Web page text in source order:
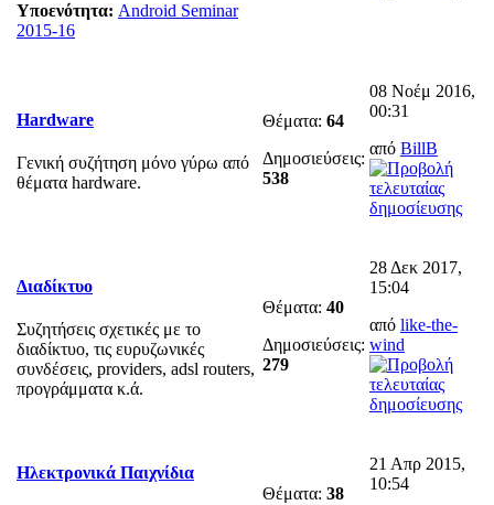
Υποενότητα: Android Seminar
2015-16
Hardware
Γενική συζήτηση μόνο γύρω από
θέματα hardware.
Θέματα: 64
Δημοσιεύσεις:
538
08 Νοέμ 2016,
00:31
από BillB
Διαδίκτυο
Συζητήσεις σχετικές με το
διαδίκτυο, τις ευρυζωνικές
συνδέσεις, providers, adsl routers,
προγράμματα κ.ά.
Θέματα: 40
Δημοσιεύσεις:
279
28 Δεκ 2017,
15:04
από like-the-
wind
Ηλεκτρονικά Παιχνίδια
Θέματα: 38
21 Απρ 2015,
10:54